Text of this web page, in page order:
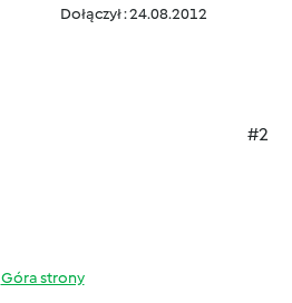
Dołączył : 24.08.2012
#2
Góra strony